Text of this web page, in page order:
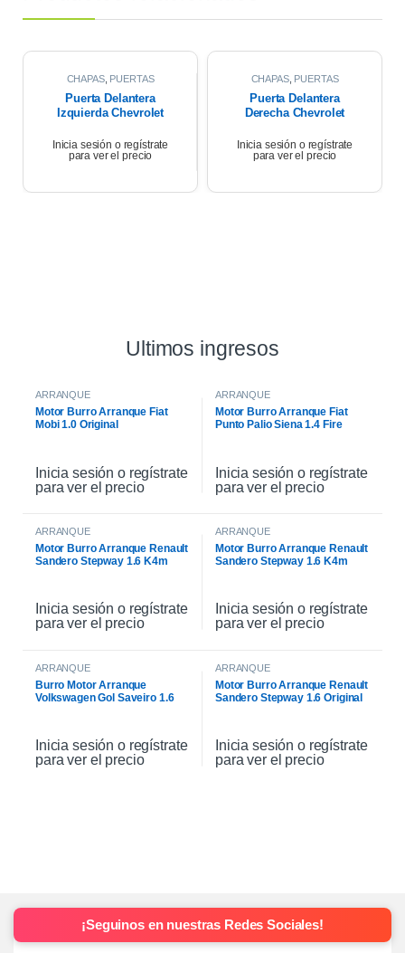
CHAPAS, PUERTAS
Puerta Delantera
Izquierda Chevrolet
Inicia sesión o regístrate
para ver el precio
CHAPAS, PUERTAS
Puerta Delantera
Derecha Chevrolet
Inicia sesión o regístrate
para ver el precio
Ultimos ingresos
ARRANQUE
Motor Burro Arranque Fiat
Mobi 1.0 Original
Inicia sesión o regístrate
para ver el precio
ARRANQUE
Motor Burro Arranque Fiat
Punto Palio Siena 1.4 Fire
Inicia sesión o regístrate
para ver el precio
ARRANQUE
Motor Burro Arranque Renault
Sandero Stepway 1.6 K4m
Inicia sesión o regístrate
para ver el precio
ARRANQUE
Motor Burro Arranque Renault
Sandero Stepway 1.6 K4m
Inicia sesión o regístrate
para ver el precio
ARRANQUE
Burro Motor Arranque
Volkswagen Gol Saveiro 1.6
Inicia sesión o regístrate
para ver el precio
ARRANQUE
Motor Burro Arranque Renault
Sandero Stepway 1.6 Original
Inicia sesión o regístrate
para ver el precio
¡Seguinos en nuestras Redes Sociales!